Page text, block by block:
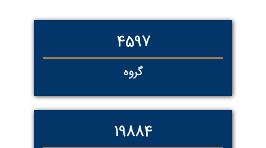
5430
گروه
23393